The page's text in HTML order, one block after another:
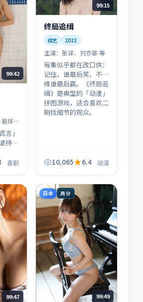
99:42
烊
言」
持查
给出
喜剧
99:15
终局追缉
综艺 2023
主演： 张译、刘亦菲 等
每集似乎都在改口供：
记住，谁最后笑，不见
得谁最后赢。《终局追
缉》是典型的「动漫」
拼图游戏，适合喜欢二
刷找细节的观众。
10,065 6.4 动漫
99:47
日本 高分
99:49